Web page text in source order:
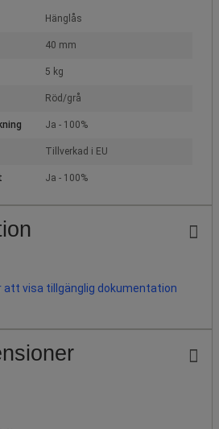
Hänglås
40 mm
5 kg
Röd/grå
Ja - 100%
Tillverkad i EU
Ja - 100%
att visa tillgänglig dokumentation